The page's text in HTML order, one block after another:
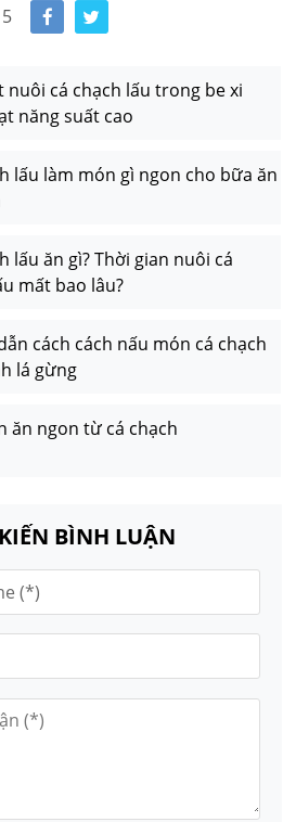
nuôi cá chạch lấu trong be xi
năng suất cao
lấu làm món gì ngon cho bữa ăn
lấu ăn gì? Thời gian nuôi cá
mất bao lâu?
cách cách nấu món cá chạch
lá gừng
ăn ngon từ cá chạch
BÌNH LUẬN